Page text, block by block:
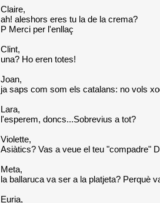
Claire,
ah! aleshors eres tu la de la crema?
P Merci per l'enllaç
Clint,
una? Ho eren totes!
Joan,
ja saps com som els catalans: no vols
Lara,
l'esperem, doncs...Sobrevius a tot?
Violette,
Asiàtics? Vas a veue el teu "compadre"
Meta,
la ballaruca va ser a la platjeta? Perquè
Euria,